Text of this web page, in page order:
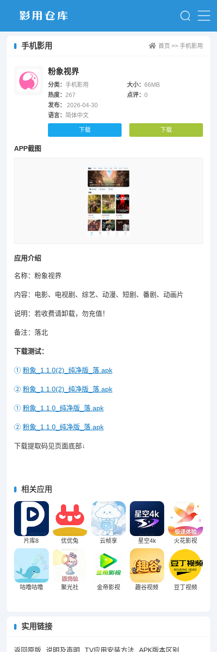
手机影用 首页 >> 手机影用
粉象视界
分类： 手机影用 大小：66MB
热度： 267 点评：0
发布：
2026-04-30
语言： 简体中文
下载 下载
APP截图
应用介绍
名称：粉象视界
内容：电影、电视剧、综艺、动漫、短剧、番剧、动画片
说明：若收费请卸载，勿充值！
备注：落北
下载测试：
① 粉象_1.1.0(2)_纯净版_落.apk
② 粉象_1.1.0(2)_纯净版_落.apk
① 粉象_1.1.0_纯净版_落.apk
② 粉象_1.1.0_纯净版_落.apk
下载提取码见页面底部↓
相关应用
片库8 优优兔 云帧享 星空4k 火花影视
咕噜咕噜 聚光社 金帝影视 趣谷视频 豆丁视频
实用链接
返回原版 说明及声明 TV应用安装方法 APK版本区别